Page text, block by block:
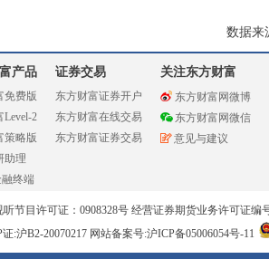
数据来
产品
免费版
Level-2
策略版
助理
融终端
证券交易
东方财富证券开户
东方财富在线交易
东方财富证券交易
关注东方财富
东方财富网微博
东方财富网微信
意见与建议
节目许可证：0908328号 经营证券期货业务许可证编
证:沪B2-20070217 网站备案号:沪ICP备05006054号-11